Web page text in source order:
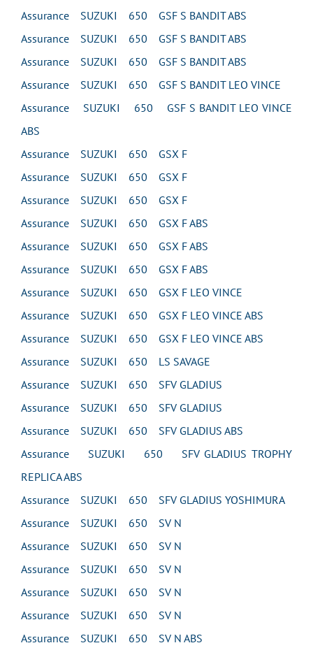
Assurance SUZUKI 650 GSF S BANDIT ABS
Assurance SUZUKI 650 GSF S BANDIT ABS
Assurance SUZUKI 650 GSF S BANDIT ABS
Assurance SUZUKI 650 GSF S BANDIT LEO VINCE
Assurance SUZUKI 650 GSF S BANDIT LEO VINCE
ABS
Assurance SUZUKI 650 GSX F
Assurance SUZUKI 650 GSX F
Assurance SUZUKI 650 GSX F
Assurance SUZUKI 650 GSX F ABS
Assurance SUZUKI 650 GSX F ABS
Assurance SUZUKI 650 GSX F ABS
Assurance SUZUKI 650 GSX F LEO VINCE
Assurance SUZUKI 650 GSX F LEO VINCE ABS
Assurance SUZUKI 650 GSX F LEO VINCE ABS
Assurance SUZUKI 650 LS SAVAGE
Assurance SUZUKI 650 SFV GLADIUS
Assurance SUZUKI 650 SFV GLADIUS
Assurance SUZUKI 650 SFV GLADIUS ABS
Assurance SUZUKI 650 SFV GLADIUS TROPHY
REPLICA ABS
Assurance SUZUKI 650 SFV GLADIUS YOSHIMURA
Assurance SUZUKI 650 SV N
Assurance SUZUKI 650 SV N
Assurance SUZUKI 650 SV N
Assurance SUZUKI 650 SV N
Assurance SUZUKI 650 SV N
Assurance SUZUKI 650 SV N ABS